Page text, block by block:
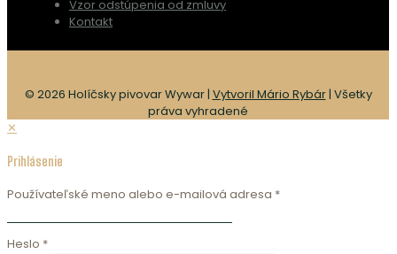
Vzor odstúpenia od zmluvy
Kontakt
© 2026 Holíčsky pivovar Wywar | Vytvoril Mário Rybár| Všetky
práva vyhradené
✕
Prihlásenie
Používateľské meno alebo e-mailová adresa *
Heslo *